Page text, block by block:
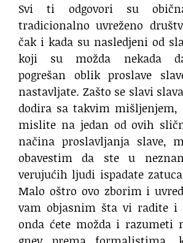
Svi ti odgovori su
tradicionalno uvreženo
čak i kada su nasledjeni od
koji su možda nekada
pogrešan oblik proslave
nastavljate. Zašto se slavi
dodira sa takvim mišljenjem,
mislite na jedan od ovih
načina proslavljanja slave,
obavestim da ste u
verujućih ljudi ispadate
Malo oštro ovo zborim i
vam objasnim šta vi radite i
onda ćete možda i razumeti